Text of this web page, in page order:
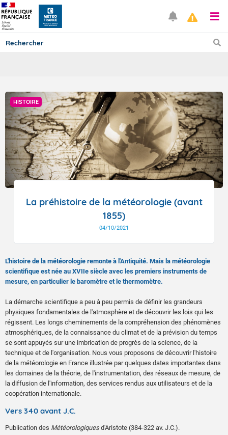
TOUS LES RÉSULTATS
Articles
HISTOIRE
La préhistoire de la météorologie (avant
1855)
04/10/2021
L'histoire de la météorologie remonte à l'Antiquité. Mais la météorologie
scientifique est née au XVIIe siècle avec les premiers instruments de
mesure, en particulier le baromètre et le thermomètre.
La démarche scientifique a peu à peu permis de définir les grandeurs
physiques fondamentales de l'atmosphère et de découvrir les lois qui les
régissent. Les longs cheminements de la compréhension des phénomènes
atmosphériques, de la connaissance du climat et de la prévision du temps
se sont appuyés sur une imbrication de progrès de la science, de la
technique et de l'organisation. Nous vous proposons de découvrir l'histoire
de la météorologie en France illustrée par quelques dates importantes dans
les domaines de la théorie, de l'instrumentation, des réseaux de mesure, de
la diffusion de l'information, des services rendus aux utilisateurs et de la
coopération internationale.
Vers 340 avant J.C.
Publication des Météorologiquesd'Aristote (384-322 av. J.C.).